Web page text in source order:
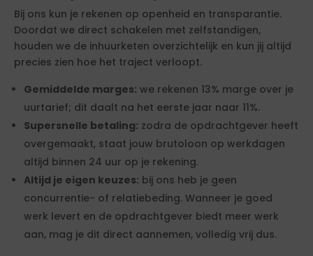
Bij ons kun je rekenen op openheid en transparantie.
Doordat we direct schakelen met zelfstandigen,
houden we de inhuurketen overzichtelijk en kun jij altijd
precies zien hoe het traject verloopt.
Gemiddelde marges: we rekenen 13% marge over je
uurtarief; dit daalt na het eerste jaar naar 11%.
Supersnelle betaling: zodra de opdrachtgever heeft
overgemaakt, staat jouw brutoloon op werkdagen
altijd binnen 24 uur op je rekening.
Altijd je eigen keuzes: bij ons heb je geen
concurrentie- of relatiebeding. Wanneer je goed
werk levert en de opdrachtgever biedt meer werk
aan, mag je dit direct aannemen, volledig vrij dus.